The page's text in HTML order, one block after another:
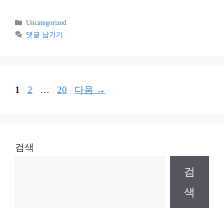
카
테
Uncategorized
댓글 남기기
페
1
페
2 …
페
20 다음 →
검색
검
색